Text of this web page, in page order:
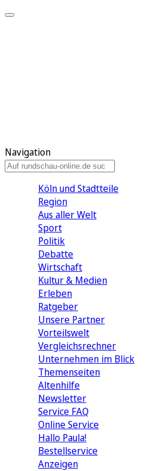
Navigation
Köln und Stadtteile
Region
Aus aller Welt
Sport
Politik
Debatte
Wirtschaft
Kultur & Medien
Erleben
Ratgeber
Unsere Partner
Vorteilswelt
Vergleichsrechner
Unternehmen im Blick
Themenseiten
Altenhilfe
Newsletter
Service FAQ
Online Service
Hallo Paula!
Bestellservice
Anzeigen